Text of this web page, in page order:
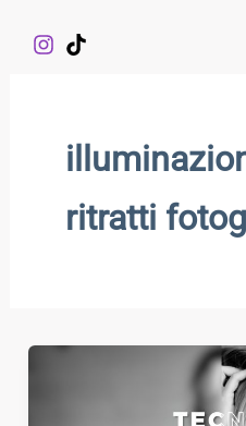
ritratti